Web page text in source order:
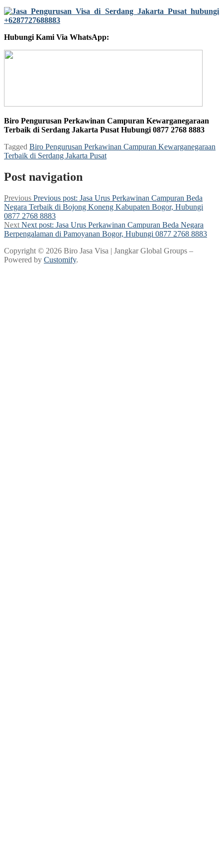
Hubungi Kami Via WhatsApp:
Biro Pengurusan Perkawinan Campuran Kewarganegaraan
Terbaik di Serdang Jakarta Pusat Hubungi 0877 2768 8883
Tagged Biro Pengurusan Perkawinan Campuran Kewarganegaraan
Terbaik di Serdang Jakarta Pusat
Post navigation
Previous Previous post: Jasa Urus Perkawinan Campuran Beda
Negara Terbaik di Bojong Koneng Kabupaten Bogor, Hubungi
0877 2768 8883
Next Next post: Jasa Urus Perkawinan Campuran Beda Negara
Berpengalaman di Pamoyanan Bogor, Hubungi 0877 2768 8883
Copyright © 2026 Biro Jasa Visa | Jangkar Global Groups –
Powered by Customify.